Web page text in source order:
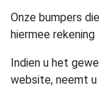
Onze bumpers
hiermee rekening
Indien u het
website, neemt